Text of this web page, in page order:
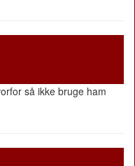
så ikke bruge ham